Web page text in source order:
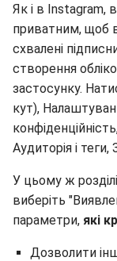
Як і в Instagram,
приватним, щоб
схвалені
створення
застосунку.
кут),
Аудиторія і
У цьому ж
виберіть
параметри, які
Дозволити